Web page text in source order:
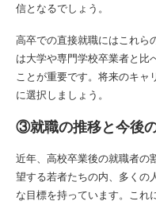
信となるでしょう。
高卒での直接就職にはこれら
は大学や専門学校卒業者と比
ことが重要です。将来のキャ
に選択しましょう。
③就職の推移と今後
近年、高校卒業後の就職者の
望する若者たちの内、多くの
な目標を持っています。これ